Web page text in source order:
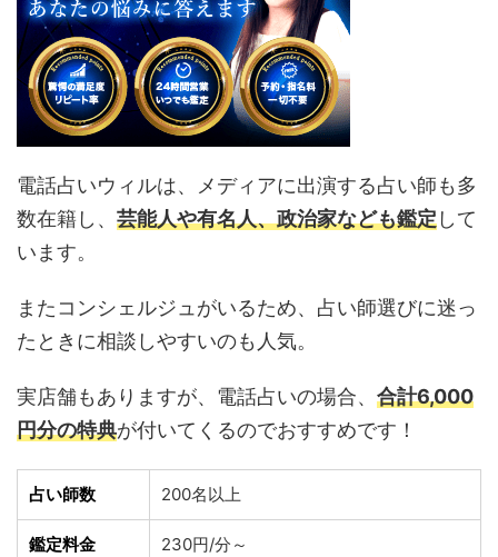
電話占いウィルは、メディアに出演する占い師も多
数在籍し、 芸能人や有名人、政治家なども鑑定して
います。
またコンシェルジュがいるため、占い師選びに迷っ
たときに相談しやすいのも人気。
実店舗もありますが、電話占いの場合、 合計6,000
円分の特典が付いてくるのでおすすめです！
占い師数 200名以上
鑑定料金 230円/分～